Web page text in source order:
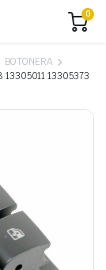
0
BOTONERA
13305011 13305373